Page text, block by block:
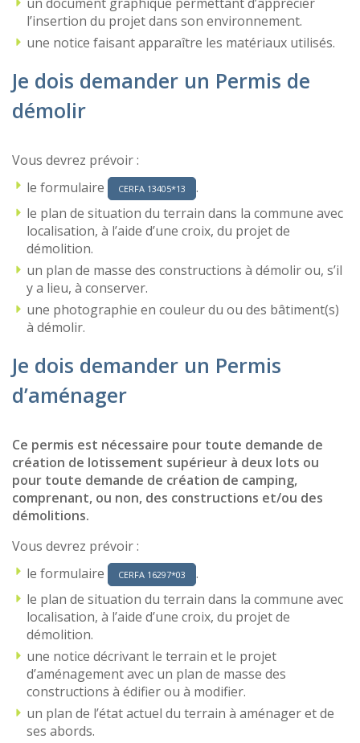
l’insertion du projet dans son environnement.
une notice faisant apparaître les matériaux utilisés.
Je dois demander un Permis de
démolir
Vous devrez prévoir :
le formulaire
CERFA 13405*13
.
le plan de situation du terrain dans la commune avec
localisation, à l’aide d’une croix, du projet de
démolition.
un plan de masse des constructions à démolir ou, s’il
y a lieu, à conserver.
une photographie en couleur du ou des bâtiment(s)
à démolir.
Je dois demander un Permis
d’aménager
Ce permis est nécessaire pour toute demande de
création de lotissement supérieur à deux lots ou
pour toute demande de création de camping,
comprenant, ou non, des constructions et/ou des
démolitions.
Vous devrez prévoir :
le formulaire
CERFA 16297*03
.
le plan de situation du terrain dans la commune avec
localisation, à l’aide d’une croix, du projet de
démolition.
une notice décrivant le terrain et le projet
d’aménagement avec un plan de masse des
constructions à édifier ou à modifier.
un plan de l’état actuel du terrain à aménager et de
ses abords.